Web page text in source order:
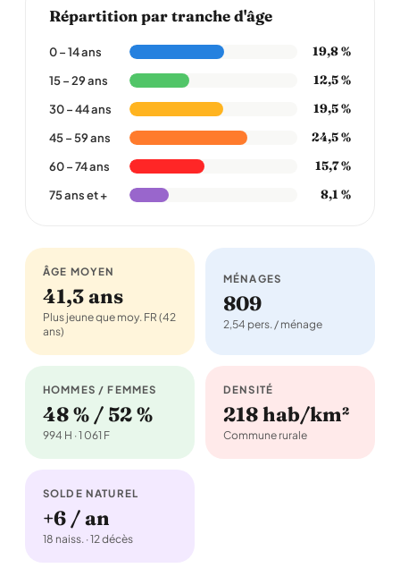
Répartition par tranche d'âge
0 – 14 ans 19,8 %
15 – 29 ans 12,5 %
30 – 44 ans 19,5 %
45 – 59 ans 24,5 %
60 – 74 ans 15,7 %
75 ans et + 8,1 %
ÂGE MOYEN
41,3 ans
Plus jeune que moy. FR (42
ans)
MÉNAGES
809
2,54 pers. / ménage
HOMMES / FEMMES
48 % / 52 %
994 H · 1 061 F
DENSITÉ
218 hab/km²
Commune rurale
SOLDE NATUREL
+6 / an
18 naiss. · 12 décès